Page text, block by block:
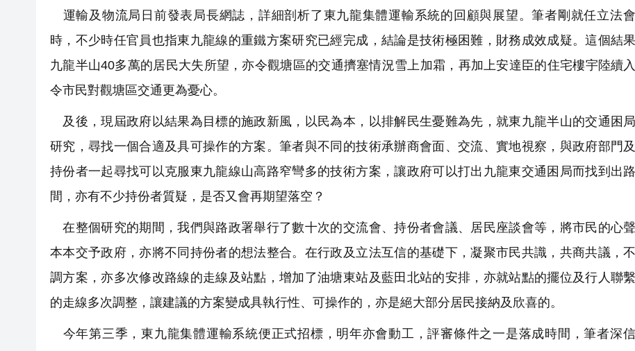
運輸及物流局日前發表局長網誌，詳細剖析了東九龍集體運輸系統的回顧與展望。筆者剛就任立法
時，不少時任官員也指東九龍線的重鐵方案研究已經完成，結論是技術極困難，財務成效成疑。這個結
九龍半山40多萬的居民大失所望，亦令觀塘區的交通擠塞情況雪上加霜，再加上安達臣的住宅樓宇陸續入
令市民對觀塘區交通更為憂心。
及後，現屆政府以結果為目標的施政新風，以民為本，以排解民生憂難為先，就東九龍半山的交通困
研究，尋找一個合適及具可操作的方案。筆者與不同的技術承辦商會面、交流、實地視察，與政府部門
持份者一起尋找可以克服東九龍線山高路窄彎多的技術方案，讓政府可以打出九龍東交通困局而找到出
間，亦有不少持份者質疑，是否又會再期望落空？
在整個研究的期間，我們與路政署舉行了數十次的交流會、持份者會議、居民座談會等，將市民的心
本本交予政府，亦將不同持份者的想法整合。在行政及立法互信的基礎下，凝聚市民共識，共商共議，
調方案，亦多次修改路線的走線及站點，增加了油塘東站及藍田北站的安排，亦就站點的擺位及行人聯
的走線多次調整，讓建議的方案變成具執行性、可操作的，亦是絕大部分居民接納及欣喜的。
今年第三季，東九龍集體運輸系統便正式招標，明年亦會動工，評審條件之一是落成時間，筆者深